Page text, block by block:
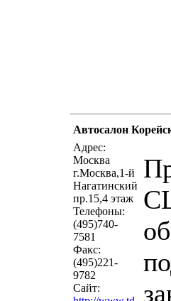
Автосалон
Адрес:
Москва
г.Москва,1-й
Нагатинский
пр.15,4 этаж
Телефоны:
(495)740-
7581
Факс:
(495)221-
9782
Сайт: